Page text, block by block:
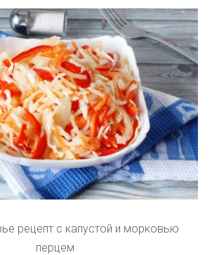
рецепт с капустой и морковью
перцем